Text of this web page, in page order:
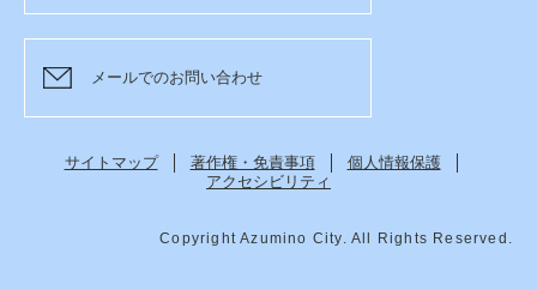
メールでのお問い合わせ
サイトマップ 著作権・免責事項
個人情報保護
アクセシビリティ
Copyright Azumino City. All Rights Reserved.